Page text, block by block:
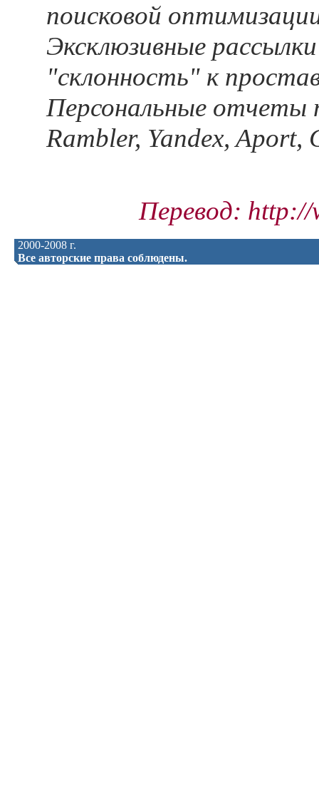
поисковой
Эксклюзивные
"склонность" к
Персональные отчеты
Rambler, Yandex, Aport,
Перевод: http://
2000-2008 г.
Все авторские права соблюдены.